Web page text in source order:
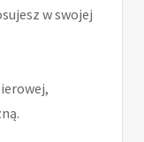
w swojej